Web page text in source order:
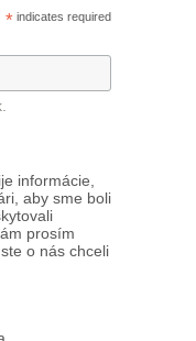
* indicates required
informácie,
aby sme boli
prosím
o nás chceli